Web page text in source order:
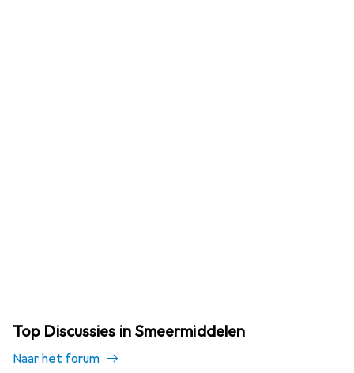
Top Discussies in Smeermiddelen
Naar het forum